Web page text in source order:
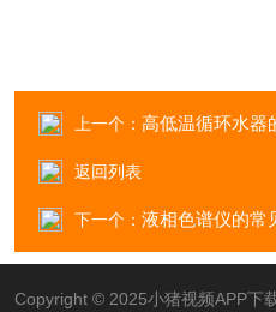
上一个： 高低温循环水器
返回列表
下一个： 液相色谱仪的常
Copyright © 2025小猪视频APP下